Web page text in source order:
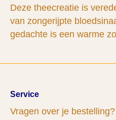
Deze theecreatie is
van zongerijpte
gedachte is een warme
Service
Vragen over je bestelling?